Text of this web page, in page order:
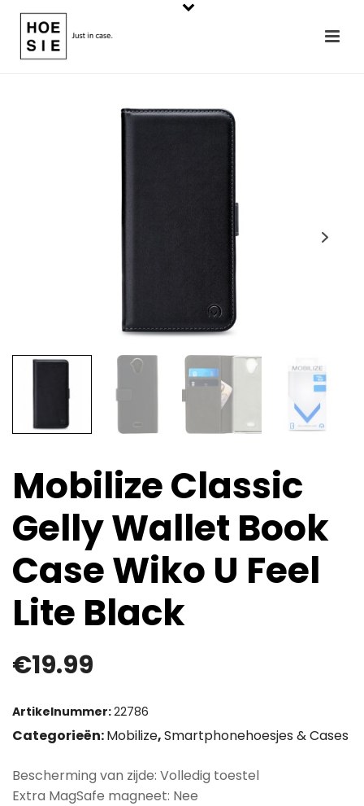
Mobilize Classic
Gelly Wallet Book
Case Wiko U Feel
Lite Black
€19.99
Artikelnummer:22786
Categorieën:Mobilize,Smartphonehoesjes & Cases
Bescherming van zijde: Volledig toestel
Extra MagSafe magneet: Nee